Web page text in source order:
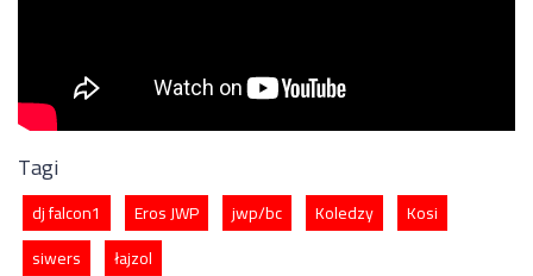
Tagi
dj falcon1 Eros JWP jwp/bc Koledzy
Kosi
siwers
łajzol